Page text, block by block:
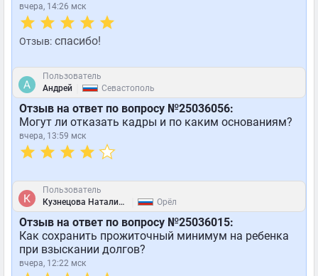
вчера, 14:26 мск
Отзыв: спасибо!
Пользователь
Андрей
Севастополь
Отзыв на ответ по вопросу №25036056:
Могут ли отказать кадры и по каким основаниям?
вчера, 13:59 мск
Пользователь
Кузнецова Наталия Юрьевна
Орёл
Отзыв на ответ по вопросу №25036015:
Как сохранить прожиточный минимум на ребенка
при взыскании долгов?
вчера, 12:22 мск